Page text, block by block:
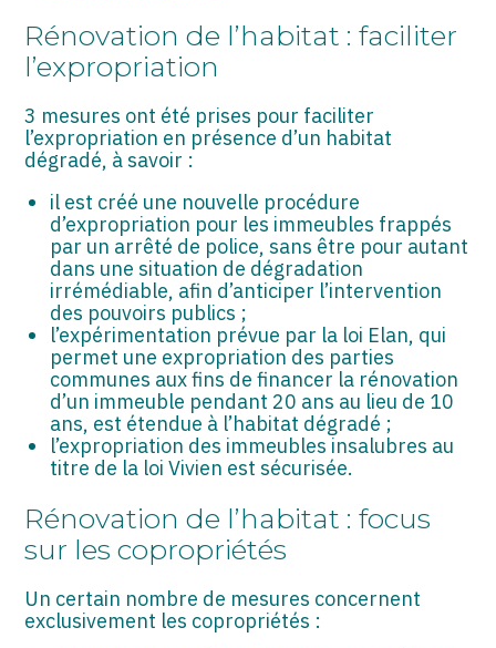
Rénovation de l’habitat : faciliter
l’expropriation
3 mesures ont été prises pour faciliter
l’expropriation en présence d’un habitat
dégradé, à savoir :
il est créé une nouvelle procédure
d’expropriation pour les immeubles frappés
par un arrêté de police, sans être pour autant
dans une situation de dégradation
irrémédiable, afin d’anticiper l’intervention
des pouvoirs publics ;
l’expérimentation prévue par la loi Elan, qui
permet une expropriation des parties
communes aux fins de financer la rénovation
d’un immeuble pendant 20 ans au lieu de 10
ans, est étendue à l’habitat dégradé ;
l’expropriation des immeubles insalubres au
titre de la loi Vivien est sécurisée.
Rénovation de l’habitat : focus
sur les copropriétés
Un certain nombre de mesures concernent
exclusivement les copropriétés :